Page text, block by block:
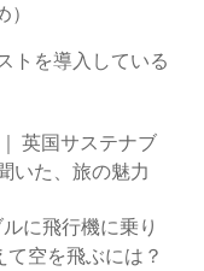
トを導入している
いた、旅の魅力
に飛行機に乗り
空を飛ぶには？